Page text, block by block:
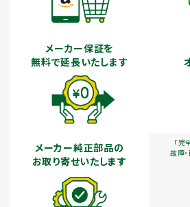
メーカー保証を
無料で延長いたします
「
故障
メーカー純正部品の
お取り寄せいたします